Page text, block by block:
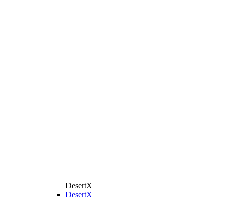
DesertX
DesertX